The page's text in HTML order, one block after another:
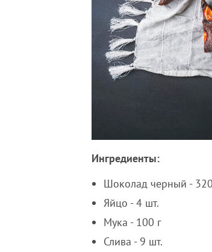
Ингредиенты:
Шоколад черный -
Яйцо - 4 шт.
Мука - 100 г
Слива - 9 шт.